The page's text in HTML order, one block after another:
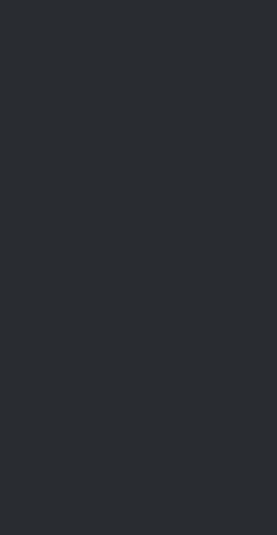
. L’attaccante, reduce da
a Londra anche a causa di
con il
, zero reti
, campionato che può valorizzare
una soluzione immediata
peso offensivo e
Poi sarà campo.